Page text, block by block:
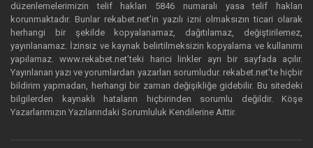
düzenlemelerimizin telif hakları 5846 numaralı yasa telif hakları
korunmaktadır. Bunlar rekabet.net’in yazılı izni olmaksızın ticari olarak
herhangi bir şekilde kopyalanamaz, dağıtılamaz, değiştirilemez,
yayınlanamaz. İzinsiz ve kaynak belirtilmeksizin kopyalama ve kullanımı
yapılamaz. www.rekabet.net’teki harici linkler ayrı bir sayfada açılır.
Yayınlanan yazı ve yorumlardan yazarları sorumludur. rekabet.net’te hiçbir
bildirim yapmadan, herhangi bir zaman değişikliğe gidebilir. Bu sitedeki
bilgilerden kaynaklı hataların hiçbirinden sorumlu değildir. Köşe
Yazarlarımızın Yazılarındaki Sorumluluk Kendilerine Aittir.